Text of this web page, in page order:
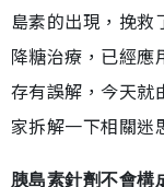
島素的出現，挽救
降糖治療，已經應
存有誤解，今天就
家拆解一下相關迷
胰島素針劑不會構